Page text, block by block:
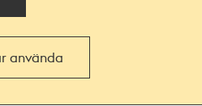
använda